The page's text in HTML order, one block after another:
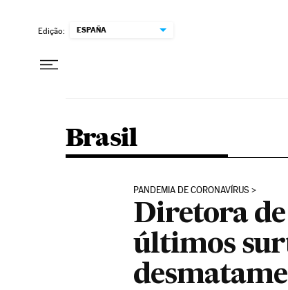
Edição: ESPAÑA
Brasil
PANDEMIA DE CORONAVÍRUS
Diretora de
últimos